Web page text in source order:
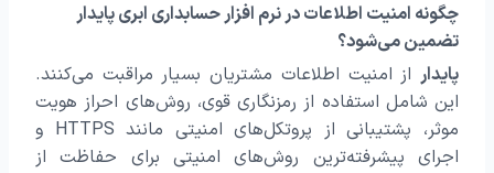
چگونه امنیت اطلاعات در نرم افزار حسابداری ابری پایدار
تضمین می‌شود؟
پایدار از امنیت اطلاعات مشتریان بسیار مراقبت می‌کنند.
این شامل استفاده از رمزنگاری قوی، روش‌های احراز هویت
موثر، پشتیبانی از پروتکل‌های امنیتی مانند HTTPS و
اجرای پیشرفته‌ترین روش‌های امنیتی برای حفاظت از